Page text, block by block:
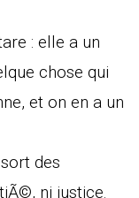
: elle a un
chose qui
et on en a un
des
ni justice.